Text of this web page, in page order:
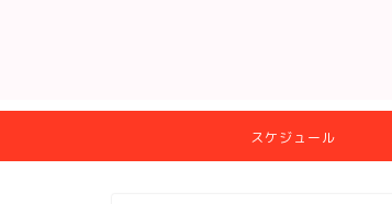
スケジュール